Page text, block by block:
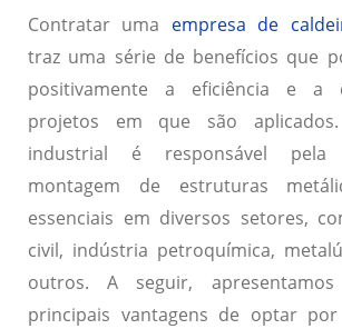
Contratar uma empresa de
traz uma série de benefícios que
positivamente a eficiência e a
projetos em que são
industrial é responsável pela
montagem de estruturas
essenciais em diversos setores,
civil, indústria petroquímica,
outros. A seguir,
principais vantagens de optar